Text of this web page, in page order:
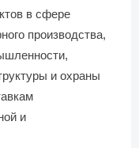
в сфере
производства,
и охраны
и